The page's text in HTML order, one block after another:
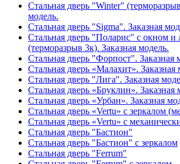
Стальная дверь "Winter"
модель.
Стальная дверь "Sigma". Заказная
Стальная дверь "Поларис" с окном и
(терморазрыв 3к). Заказная модель.
Стальная дверь "Форпост". Заказная
Стальная дверь «Малахит». Заказная
Стальная дверь "Лига". Заказная
Стальная дверь «Бруклин». Заказная
Стальная дверь «Урбан». Заказная
Стальная дверь «Vertu» с зеркалом
Стальная дверь «Vertu» с
Стальная дверь "Бастион"
Стальная дверь "Бастион" с зеркалом
Стальная дверь "Ferrum"